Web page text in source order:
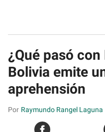
¿Qué pasó
Bolivia emite
aprehensión
Raymundo Rangel Laguna